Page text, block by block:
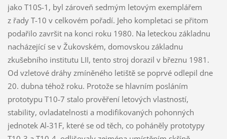
jako T10S-1, byl zároveň sedmým letovým exemplářem
z řady T-10 v celkovém pořadí. Jeho kompletaci se přitom
podařilo završit na konci roku 1980. Na leteckou základnu
nacházející se v Žukovském, domovskou základnu
zkušebního institutu LII, tento stroj dorazil v březnu 1981.
Od vzletové dráhy zmíněného letiště se poprvé odlepil dne
20. dubna téhož roku. Protože se hlavním posláním
prototypu T10-7 stalo prověření letových vlastností,
stability, ovladatelnosti a modifikovaných pohonných
jednotek Al-31F, které se od těch, co poháněly prototypy